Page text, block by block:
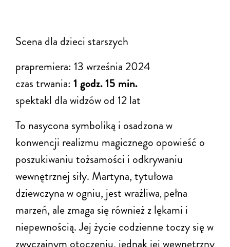
Scena dla dzieci starszych
prapremiera: 13 września 2024
czas trwania: 1 godz. 15 min.
spektakl dla widzów od 12 lat
To nasycona symboliką i osadzona w
konwencji realizmu magicznego opowieść o
poszukiwaniu tożsamości i odkrywaniu
wewnętrznej siły. Martyna, tytułowa
dziewczyna w ogniu, jest wrażliwa, pełna
marzeń, ale zmaga się również z lękami i
niepewnością. Jej życie codzienne toczy się w
zwyczajnym otoczeniu, jednak jej wewnętrzny